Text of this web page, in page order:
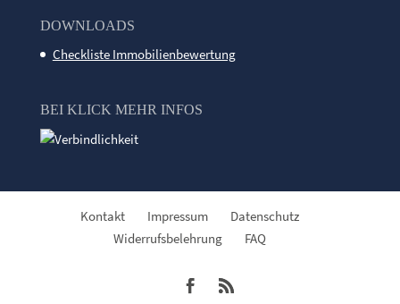
DOWNLOADS
Checkliste Immobilienbewertung
BEI KLICK MEHR INFOS
Kontakt Impressum
Datenschutz
Widerrufsbelehrung
FAQ